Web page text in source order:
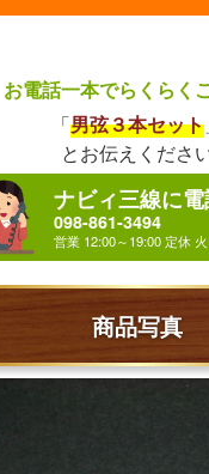
お電話一本でらくらく
「男弦３本セット
とお伝えくださ
ナビィ三線に
098-861-3494
商品写真